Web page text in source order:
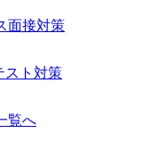
面接対策
スト対策
覧へ